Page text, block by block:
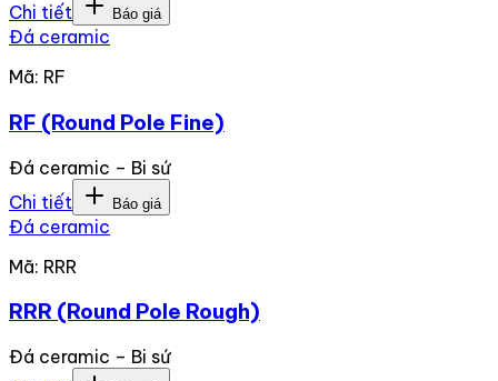
Chi tiết
Báo giá
Đá ceramic
Mã: RF
RF (Round Pole Fine)
Đá ceramic – Bi sứ
Chi tiết
Báo giá
Đá ceramic
Mã: RRR
RRR (Round Pole Rough)
Đá ceramic – Bi sứ